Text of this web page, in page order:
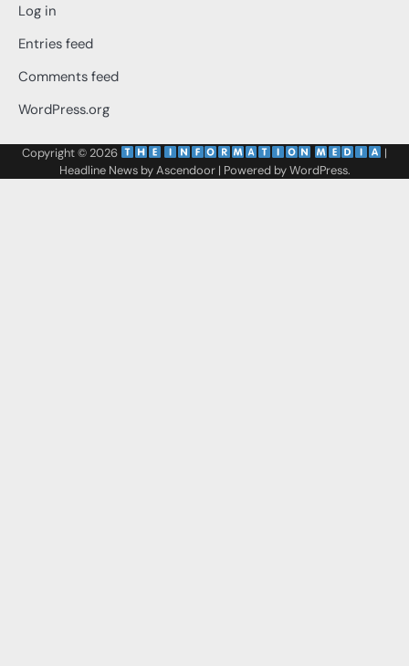
Log in
Entries feed
Comments feed
WordPress.org
Copyright © 2026
|
Headline News byAscendoor| Powered byWordPress.